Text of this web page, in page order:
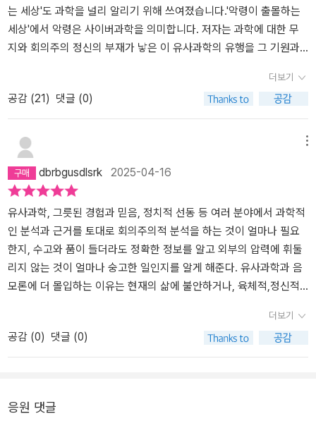
는 세상'도 과학을 널리 알리기 위해 쓰여졌습니다.'악령이 출몰하는
세상'에서 악령은 사이버과학을 의미합니다. 저자는 과학에 대한 무
지와 회의주의 정신의 부재가 낳은 이 유사과학의 유행을 그 기원과
따르면 우리에게 중요한 것은 의심할 줄 아는 정신과 경이를 느낄 줄
아는 감성이라고 하네요. 과학의 중요성을 역설하고 과학의 대중화를
꾀하기에 저자는 분명 적임자입니다. 어렵지 않게 논리적으로 사이비
과학을 반박하고 과학의 정신을 강조하는 이 글은 우리에게 큰 가르
침을 주고 있습니다.
더보기
공감 (21) 댓글 (0)
dbrbgusdlsrk 2025-04-16
유사과학, 그릇된 경험과 믿음, 정치적 선동 등 여러 분야에서 과학적
인 분석과 근거를 토대로 회의주의적 분석을 하는 것이 얼마나 필요
한지, 수고와 품이 들더라도 정확한 정보를 알고 외부의 압력에 휘둘
리지 않는 것이 얼마나 숭고한 일인지를 알게 해준다. 유사과학과 음
모론에 더 몰입하는 이유는 현재의 삶에 불안하거나, 육체적,정신적
일까. 그렇다면 조금 더 삶이 충만하고 하고 있는 일에 열정이 있으면
서 주변을 잘 돌볼 줄 안다면 좀 더 휘둘리지 않을까. 책을 읽기 전에
나 역시 이런 음모론에 빠져있고, 유사과학에 쉽게 넘어가버리는, 그
된 정보들을 주로 찾아보게 되는 굴레에 빠지는 것은 유튜브의 숏츠
더보기
공감 (0) 댓글 (0)
응원 댓글